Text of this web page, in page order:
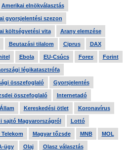
Amerikai elnökválasztás
gyorsjelentési szezon
költségvetési vita Arany elemzése
Beutazási tilalom Ciprus DAX
Ebola EU-Csúcs Forex Forint
légikatasztrófa
összefoglaló Gyorsjelentés
összefoglaló Internetadó
Kereskedési ötlet Koronavírus
sajtó Magyarországról Lottó
Telekom Magyar tőzsde MNB MOL
ügy Olaj Olasz választás